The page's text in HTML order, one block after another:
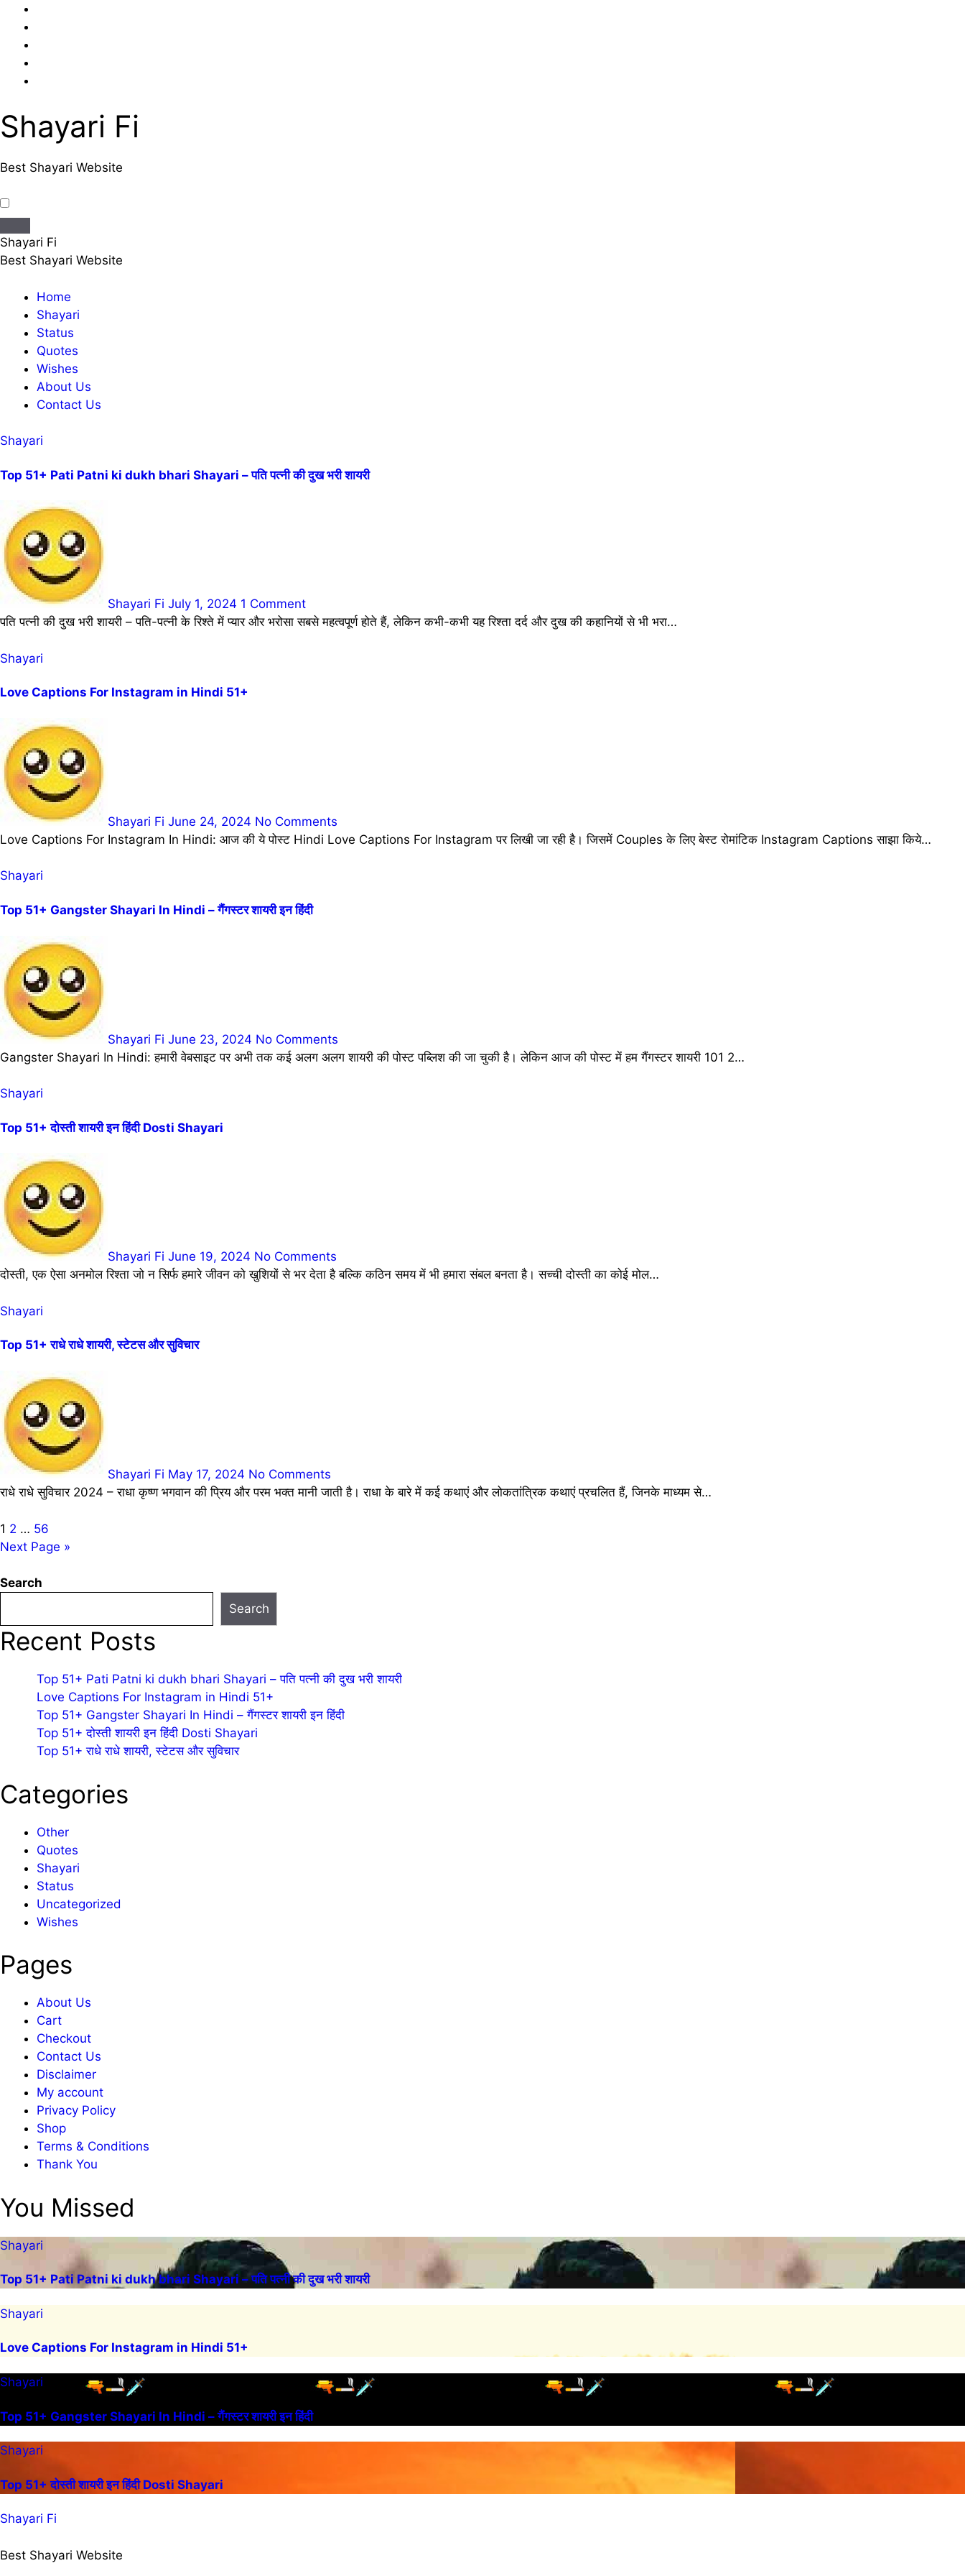
content
Shayari Fi
Best Shayari Website
Shayari Fi
Best Shayari Website
Home
Shayari
Status
Quotes
Wishes
About Us
Contact Us
Shayari
Top 51+ Pati Patni ki dukh bhari Shayari – पति पत्नी की दुख भरी शायरी
Shayari Fi July 1, 2024 1 Comment
पति पत्नी की दुख भरी शायरी – पति-पत्नी के रिश्ते में प्यार और भरोसा सबसे महत्वपूर्ण होते हैं, लेकिन कभी-कभी यह रिश्ता दर्द और दुख की कहानियों से भी भरा…
Shayari
Love Captions For Instagram in Hindi 51+
Shayari Fi June 24, 2024 No Comments
Love Captions For Instagram In Hindi: आज की ये पोस्ट Hindi Love Captions For Instagram पर लिखी जा रही है। जिसमें Couples के लिए बेस्ट रोमांटिक Instagram Captions साझा किये…
Shayari
Top 51+ Gangster Shayari In Hindi – गैंगस्टर शायरी इन हिंदी
Shayari Fi June 23, 2024 No Comments
Gangster Shayari In Hindi: हमारी वेबसाइट पर अभी तक कई अलग अलग शायरी की पोस्ट पब्लिश की जा चुकी है। लेकिन आज की पोस्ट में हम गैंगस्टर शायरी 101 2…
Shayari
Top 51+ दोस्ती शायरी इन हिंदी Dosti Shayari
Shayari Fi June 19, 2024 No Comments
दोस्ती, एक ऐसा अनमोल रिश्ता जो न सिर्फ हमारे जीवन को खुशियों से भर देता है बल्कि कठिन समय में भी हमारा संबल बनता है। सच्ची दोस्ती का कोई मोल…
Shayari
Top 51+ राधे राधे शायरी, स्टेटस और सुविचार
Shayari Fi May 17, 2024 No Comments
राधे राधे सुविचार 2024 – राधा कृष्ण भगवान की प्रिय और परम भक्त मानी जाती है। राधा के बारे में कई कथाएं और लोकतांत्रिक कथाएं प्रचलित हैं, जिनके माध्यम से…
Posts
pagination
1 2 … 56
Next Page »
Search
Search
Recent Posts
Top 51+ Pati Patni ki dukh bhari Shayari – पति पत्नी की दुख भरी शायरी
Love Captions For Instagram in Hindi 51+
Top 51+ Gangster Shayari In Hindi – गैंगस्टर शायरी इन हिंदी
Top 51+ दोस्ती शायरी इन हिंदी Dosti Shayari
Top 51+ राधे राधे शायरी, स्टेटस और सुविचार
Categories
Other
Quotes
Shayari
Status
Uncategorized
Wishes
Pages
About Us
Cart
Checkout
Contact Us
Disclaimer
My account
Privacy Policy
Shop
Terms & Conditions
Thank You
You Missed
Shayari
Top 51+ Pati Patni ki dukh bhari Shayari – पति पत्नी की दुख भरी शायरी
Shayari
Love Captions For Instagram in Hindi 51+
Shayari
Top 51+ Gangster Shayari In Hindi – गैंगस्टर शायरी इन हिंदी
Shayari
Top 51+ दोस्ती शायरी इन हिंदी Dosti Shayari
Shayari Fi
Best Shayari Website